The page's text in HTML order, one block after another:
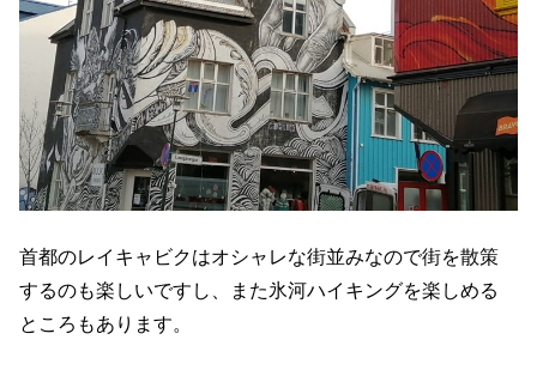
首都のレイキャビクはオシャレな街並みなので街を散策
するのも楽しいですし、また氷河ハイキングを楽しめる
ところもあります。